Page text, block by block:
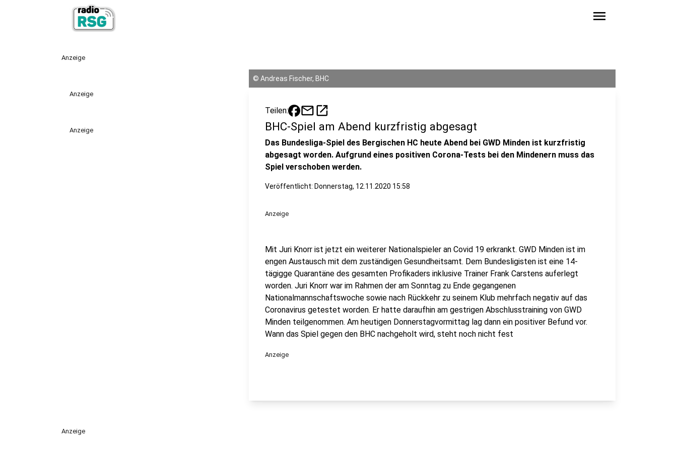
menu
Anzeige
Anzeige
Anzeige
© Andreas Fischer, BHC
Teilen: mailopen_in_new
BHC-Spiel am Abend kurzfristig abgesagt
Das Bundesliga-Spiel des Bergischen HC heute Abend bei GWD Minden ist kurzfristig
abgesagt worden. Aufgrund eines positiven Corona-Tests bei den Mindenern muss das
Spiel verschoben werden.
Veröffentlicht: Donnerstag, 12.11.2020 15:58
Anzeige
Mit Juri Knorr ist jetzt ein weiterer Nationalspieler an Covid 19 erkrankt. GWD Minden ist im
engen Austausch mit dem zuständigen Gesundheitsamt. Dem Bundesligisten ist eine 14-
tägigge Quarantäne des gesamten Profikaders inklusive Trainer Frank Carstens auferlegt
worden. Juri Knorr war im Rahmen der am Sonntag zu Ende gegangenen
Nationalmannschaftswoche sowie nach Rückkehr zu seinem Klub mehrfach negativ auf das
Coronavirus getestet worden. Er hatte daraufhin am gestrigen Abschlusstraining von GWD
Minden teilgenommen. Am heutigen Donnerstagvormittag lag dann ein positiver Befund vor.
Wann das Spiel gegen den BHC nachgeholt wird, steht noch nicht fest
Anzeige
Anzeige